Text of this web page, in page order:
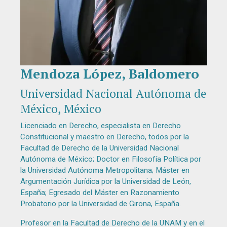
Diapositiva 1 de 1
Mendoza López, Baldomero
Universidad Nacional Autónoma de
México, México
Licenciado en Derecho, especialista en Derecho
Constitucional y maestro en Derecho, todos por la
Facultad de Derecho de la Universidad Nacional
Autónoma de México; Doctor en Filosofía Política por
la Universidad Autónoma Metropolitana; Máster en
Argumentación Jurídica por la Universidad de León,
España; Egresado del Máster en Razonamiento
Probatorio por la Universidad de Girona, España.
Profesor en la Facultad de Derecho de la UNAM y en el